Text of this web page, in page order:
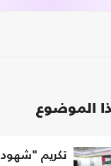
الموضوع
تكريم